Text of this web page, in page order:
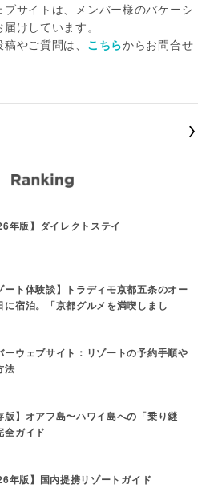
サイトは、メンバー様のバケーシ
けしています。
やご質問は、 こちらからお問合せ
年版】ダイレクトステイ
ート体験談】トラディモ京都五条のオー
に宿泊。「京都グルメを満喫しまし
ーウェブサイト：リゾートの予約手順や
法
版】オアフ島〜ハワイ島への「乗り継
全ガイド
年版】国内提携リゾートガイド